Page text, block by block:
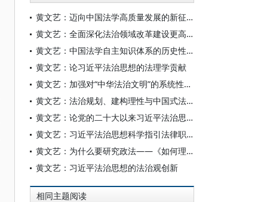
黄文艺：迈向中国法学高质量发展的新征程
黄文艺：全面深化法治领域改革建设更高水平的社会主义法治国家
黄文艺：中国法学自主知识体系的历史性升华
黄文艺：论习近平法治思想的法理学贡献
黄文艺：加强对“中华法治文明”的系统性研究
黄文艺：法治规划、建构理性与中国式法治现代化
黄文艺：论党的二十大以来习近平法治思想的新发展
黄文艺：习近平法治思想科学指引法律职业伦理建设
黄文艺：为什么要研究政法——《如何理解政法：范畴、传统和原理》序言
黄文艺：习近平法治思想的法治观创新
相同主题阅读